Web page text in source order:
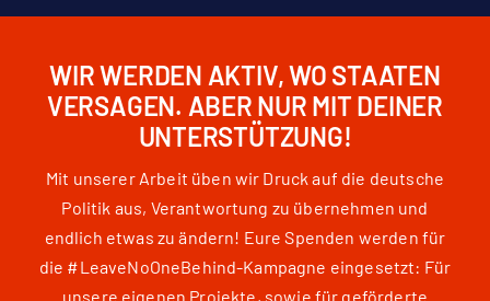
WIR WERDEN AKTIV, WO STAATEN
VERSAGEN. ABER NUR MIT DEINER
UNTERSTÜTZUNG!
Mit unserer Arbeit üben wir Druck auf die deutsche
Politik aus, Verantwortung zu übernehmen und
endlich etwas zu ändern! Eure Spenden werden für
die #LeaveNoOneBehind-Kampagne eingesetzt: Für
unsere eigenen Projekte, sowie für geförderte